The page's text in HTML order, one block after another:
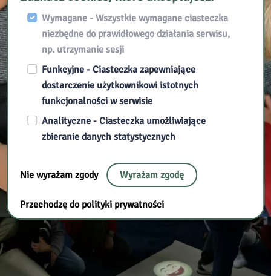
Wymagane - Wszystkie wymagane ciasteczka
niezbędne do prawidłowego działania serwisu,
np. utrzymanie sesji
Funkcyjne - Ciasteczka zapewniające
dostarczenie użytkownikowi istotnych
funkcjonalności w serwisie
Analityczne - Ciasteczka umożliwiające
zbieranie danych statystycznych
Nie wyrażam zgody Wyrażam zgodę
Przechodzę do polityki prywatności